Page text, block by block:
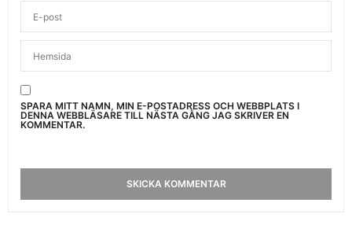
SPARA MITT NAMN, MIN E-POSTADRESS OCH WEBBPLATS I
DENNA WEBBLÄSARE TILL NÄSTA GÅNG JAG SKRIVER EN
KOMMENTAR.